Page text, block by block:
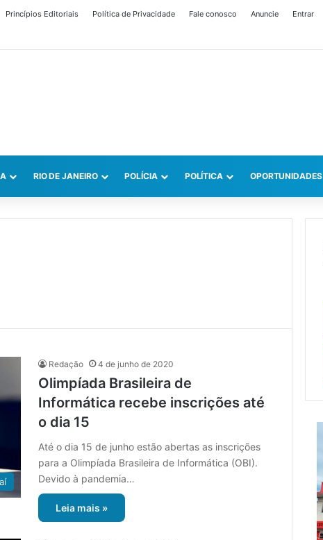
Princípios Editoriais Política de Privacidade Fale conosco Anuncie Entrar
RIO DE JANEIRO POLÍCIA POLÍTICA OPORTUNIDADES
Redação 4 de junho de 2020
Olimpíada Brasileira de
Informática recebe inscrições até
o dia 15
Até o dia 15 de junho estão abertas as inscrições
para a Olimpíada Brasileira de Informática (OBI).
Devido à pandemia…
Leia mais »